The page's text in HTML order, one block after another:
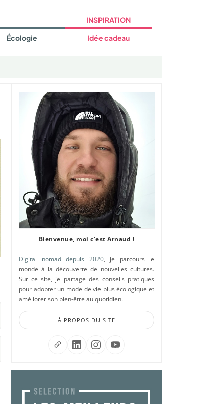
Écologie
INSPIRATION
Idée cadeau
Bienvenue, moi c'est Arnaud !
Digital nomad depuis 2020, je parcours le
monde à la découverte de nouvelles cultures.
Sur ce site, je partage des conseils pratiques
pour adopter un mode de vie plus écologique et
améliorer son bien-être au quotidien.
À PROPOS DU SITE